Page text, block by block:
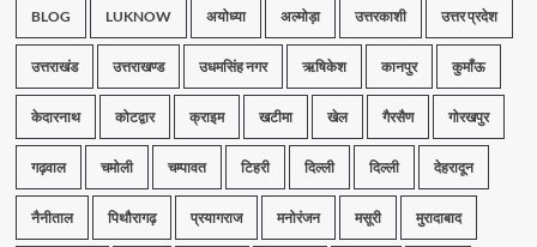
BLOG LUKNOW अयोध्या अल्मोड़ा उत्तरकाशी उत्तर प्रदेश
उत्तराखंड उत्तराखण्ड उधमसिंह नगर ऋषिकेश कानपुर कुमाँऊ
केदारनाथ कोटद्वार क्राइम खटीमा खेल गैरसैण गोरखपुर
गढ़वाल चमोली चम्पावत टिहरी दिल्ली दिल्ली देहरादून
नैनीताल पिथौरागढ़ प्रयागराज मनोरंजन मसूरी मुरादाबाद